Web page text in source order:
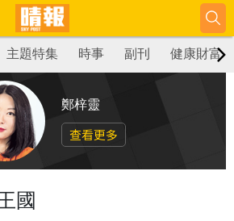
主題特集 時事 副刊 健康財富
鄭梓靈
查看更多
國